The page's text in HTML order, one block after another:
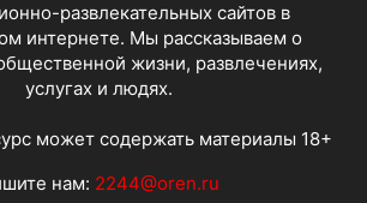
развлекательных сайтов в
интернете. Мы рассказываем о
жизни, развлечениях,
услугах и людях.
может содержать материалы 18+
нам: 2244@oren.ru